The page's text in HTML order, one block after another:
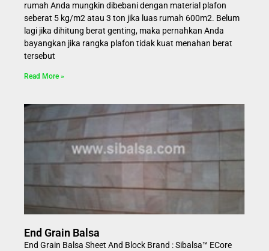
rumah Anda mungkin dibebani dengan material plafon
seberat 5 kg/m2 atau 3 ton jika luas rumah 600m2. Belum
lagi jika dihitung berat genting, maka pernahkan Anda
bayangkan jika rangka plafon tidak kuat menahan berat
tersebut
Read More »
End Grain Balsa
End Grain Balsa Sheet And Block Brand : Sibalsa™ ECore